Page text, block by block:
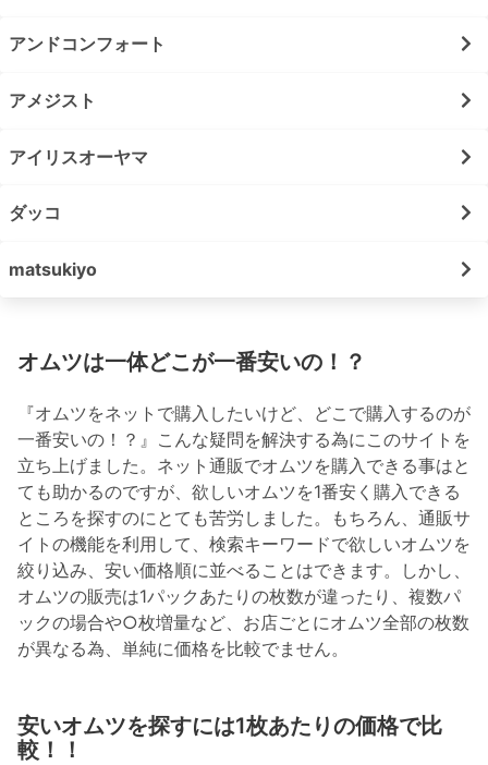
アンドコンフォート
アメジスト
アイリスオーヤマ
ダッコ
matsukiyo
オムツは一体どこが一番安いの！？
『オムツをネットで購入したいけど、どこで購入するのが
一番安いの！？』こんな疑問を解決する為にこのサイトを
立ち上げました。ネット通販でオムツを購入できる事はと
ても助かるのですが、欲しいオムツを1番安く購入できる
ところを探すのにとても苦労しました。もちろん、通販サ
イトの機能を利用して、検索キーワードで欲しいオムツを
絞り込み、安い価格順に並べることはできます。しかし、
オムツの販売は1パックあたりの枚数が違ったり、複数パ
ックの場合や○枚増量など、お店ごとにオムツ全部の枚数
が異なる為、単純に価格を比較でません。
安いオムツを探すには1枚あたりの価格で比
較！！